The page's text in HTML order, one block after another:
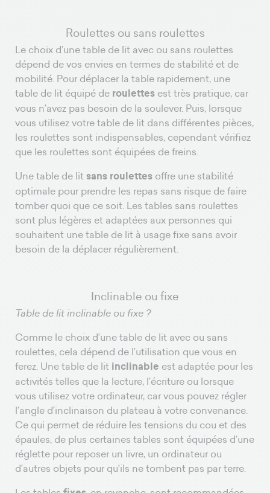
Roulettes ou sans roulettes
Le choix d’une table de lit avec ou sans roulettes
dépend de vos envies en termes de stabilité et de
mobilité. Pour déplacer la table rapidement, une
table de lit équipé de roulettes est très pratique, car
vous n’avez pas besoin de la soulever. Puis, lorsque
vous utilisez votre table de lit dans différentes pièces,
les roulettes sont indispensables, cependant vérifiez
que les roulettes sont équipées de freins.
Une table de litsans roulettes offre une stabilité
optimale pour prendre les repas sans risque de faire
tomber quoi que ce soit. Les tables sans roulettes
sont plus légères et adaptées aux personnes qui
souhaitent une table de lit à usage fixe sans avoir
besoin de la déplacer régulièrement.
Inclinable ou fixe
Table de lit inclinable ou fixe ?
Comme le choix d’une table de lit avec ou sans
roulettes, cela dépend de l’utilisation que vous en
ferez. Une table de lit inclinable est adaptée pour les
activités telles que la lecture, l’écriture ou lorsque
vous utilisez votre ordinateur, car vous pouvez régler
l’angle d’inclinaison du plateau à votre convenance.
Ce qui permet de réduire les tensions du cou et des
épaules, de plus certaines tables sont équipées d’une
réglette pour reposer un livre, un ordinateur ou
d’autres objets pour qu'ils ne tombent pas par terre.